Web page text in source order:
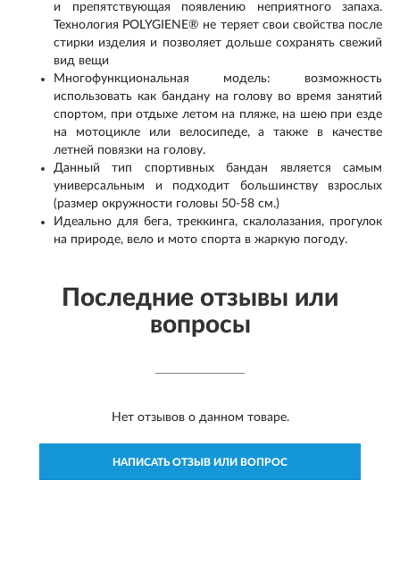
и препятствующая появлению неприятного запаха.
Технология POLYGIENE® не теряет свои свойства после
стирки изделия и позволяет дольше сохранять свежий
вид вещи
Многофункциональная модель: возможность
использовать как бандану на голову во время занятий
спортом, при отдыхе летом на пляже, на шею при езде
на мотоцикле или велосипеде, а также в качестве
летней повязки на голову.
Данный тип спортивных бандан является самым
универсальным и подходит большинству взрослых
(размер окружности головы 50-58 см.)
Идеально для бега, треккинга, скалолазания, прогулок
на природе, вело и мото спорта в жаркую погоду.
Последние отзывы или
вопросы
Нет отзывов о данном товаре.
НАПИСАТЬ ОТЗЫВ ИЛИ ВОПРОС